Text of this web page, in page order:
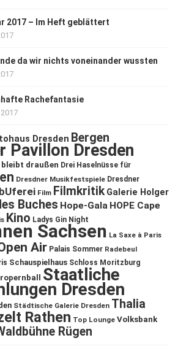
2017 – Im Heft geblättert
da wir nichts voneinander wussten
Rachefantasie
2017
Dresden Bergen
Pavillon Dresden
bleibt draußen Drei Haselnüsse für
Dresdner Musikfestspiele Dresdner
Film Filmkritik Galerie Holger
Buches Hope-Gala HOPE Cape
Kino Ladys Gin Night
Sachsen La Saxe à Paris
Air Palais Sommer Radebeul
Schauspielhaus Schloss Moritzburg
Staatliche
Dresden
Städtische Galerie Dresden Thalia
Rathen Top Lounge Volksbank
Rügen